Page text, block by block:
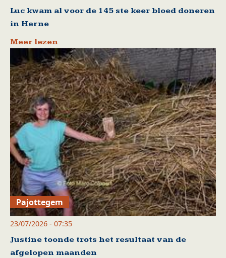
Luc kwam al voor de 145 ste keer bloed doneren
in Herne
Meer lezen
Pajottegem
23/07/2026 - 07:35
Justine toonde trots het resultaat van de
afgelopen maanden